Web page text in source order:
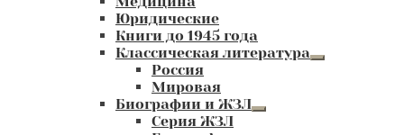
Юридические
Книги до 1945 года
Классическая литература
Развернутое
Россия
Мировая
Биографии и ЖЗЛ
Развернутое
Серия ЖЗЛ